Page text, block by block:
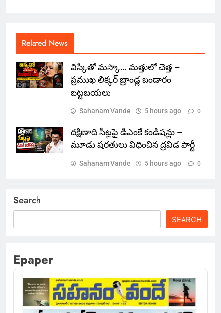
Related News
విస్కీతో మస్కా… మత్తులో చెత్త –
ప్రముఖ లిక్కర్ బ్రాండ్ల బండారం
బట్టబయలు
Sahanam Vande 5 hours ago 0
దక్షిణాది సీట్లపై డీఎంకే కండిషన్లు –
మూడు షరతులు విధించిన ద్రవిడ పార్టీ
Sahanam Vande 5 hours ago 0
Search
SEARCH
Epaper